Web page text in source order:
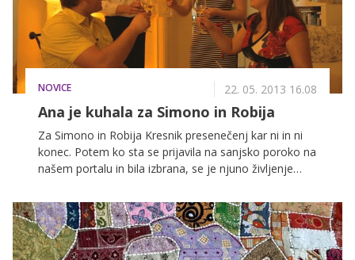
NOVICE 22. 05. 2013 16.08
Ana je kuhala za Simono in Robija
Za Simono in Robija Kresnik presenečenj kar ni in ni
konec. Potem ko sta se prijavila na sanjsko poroko na
našem portalu in bila izbrana, se je njuno življenje
poroko sta ogromno doživela, med drugim sta se
udeležila snemanja oddaje Ana kuha, saj ju je v svojo
gostilnico povabila kuharica Ana, ki je zanju pripravila
nekaj slastnih jedi.